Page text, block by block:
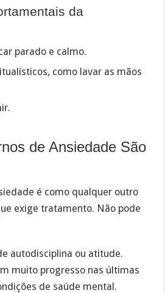
da
parado e calmo.
como lavar as mãos
de Ansiedade São
é como qualquer outro
exige tratamento. Não pode
autodisciplina ou atitude.
muito progresso nas últimas
de saúde mental.